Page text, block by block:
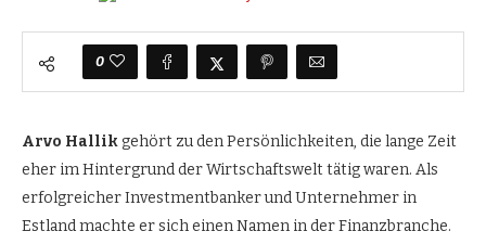
0
Arvo Hallikgehört zu den Persönlichkeiten, die lange Zeit
eher im Hintergrund der Wirtschaftswelt tätig waren. Als
erfolgreicher Investmentbanker und Unternehmer in
Estland machte er sich einen Namen in der Finanzbranche.